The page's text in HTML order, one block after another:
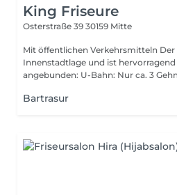
King Friseure
Osterstraße 39 30159 Mitte
Mit öffentlichen Verkehrsmitteln
Innenstadtlage und ist
angebunden: U-Bahn: Nur ca. 3
Bartrasur